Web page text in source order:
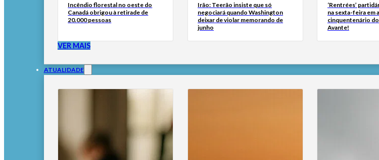
Incêndio florestal no oeste do
Canadá obrigou à retirade de
20.000 pessoas
Irão: Teerão insiste que só
negociará quando Washington
deixar de violar memorando de
junho
‘Rentrées’
na sexta-feira em
cinquentenário
Avante!
VER MAIS
ATUALIDADE